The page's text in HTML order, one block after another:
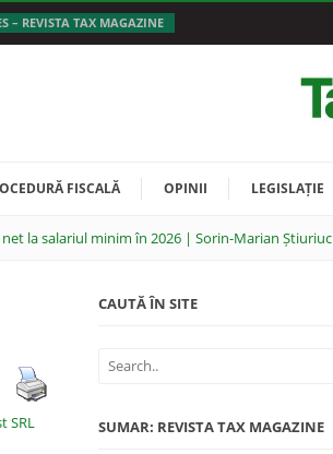
– REVISTA TAX MAGAZINE
FISCALĂ OPINII LEGISLAȚIE
la salariul minim în 2026 | Sorin-Marian Știuriuc
SRL
CAUTĂ ÎN SITE
SUMAR: REVISTA TAX MAGAZINE